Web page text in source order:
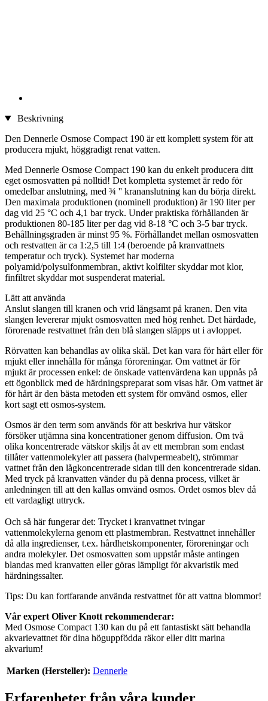
Beskrivning
Den Dennerle Osmose Compact 190 är ett komplett system för att
producera mjukt, höggradigt renat vatten.
Med Dennerle Osmose Compact 190 kan du enkelt producera ditt
eget osmosvatten på nolltid! Det kompletta systemet är redo för
omedelbar anslutning, med ¾ '' krananslutning kan du börja direkt.
Den maximala produktionen (nominell produktion) är 190 liter per
dag vid 25 °C och 4,1 bar tryck. Under praktiska förhållanden är
produktionen 80-185 liter per dag vid 8-18 °C och 3-5 bar tryck.
Behållningsgraden är minst 95 %. Förhållandet mellan osmosvatten
och restvatten är ca 1:2,5 till 1:4 (beroende på kranvattnets
temperatur och tryck). Systemet har moderna
polyamid/polysulfonmembran, aktivt kolfilter skyddar mot klor,
finfiltret skyddar mot suspenderat material.
Lätt att använda
Anslut slangen till kranen och vrid långsamt på kranen. Den vita
slangen levererar mjukt osmosvatten med hög renhet. Det härdade,
förorenade restvattnet från den blå slangen släpps ut i avloppet.
Rörvatten kan behandlas av olika skäl. Det kan vara för hårt eller för
mjukt eller innehålla för många föroreningar. Om vattnet är för
mjukt är processen enkel: de önskade vattenvärdena kan uppnås på
ett ögonblick med de härdningspreparat som visas här. Om vattnet är
för hårt är den bästa metoden ett system för omvänd osmos, eller
kort sagt ett osmos-system.
Osmos är den term som används för att beskriva hur vätskor
försöker utjämna sina koncentrationer genom diffusion. Om två
olika koncentrerade vätskor skiljs åt av ett membran som endast
tillåter vattenmolekyler att passera (halvpermeabelt), strömmar
vattnet från den lågkoncentrerade sidan till den koncentrerade sidan.
Med tryck på kranvatten vänder du på denna process, vilket är
anledningen till att den kallas omvänd osmos. Ordet osmos blev då
ett vardagligt uttryck.
Och så här fungerar det: Trycket i kranvattnet tvingar
vattenmolekylerna genom ett plastmembran. Restvattnet innehåller
då alla ingredienser, t.ex. hårdhetskomponenter, föroreningar och
andra molekyler. Det osmosvatten som uppstår måste antingen
blandas med kranvatten eller göras lämpligt för akvaristik med
härdningssalter.
Tips: Du kan fortfarande använda restvattnet för att vattna blommor!
Vår expert Oliver Knott rekommenderar:
Med Osmose Compact 130 kan du på ett fantastiskt sätt behandla
akvarievattnet för dina höguppfödda räkor eller ditt marina
akvarium!
Marken (Hersteller): Dennerle